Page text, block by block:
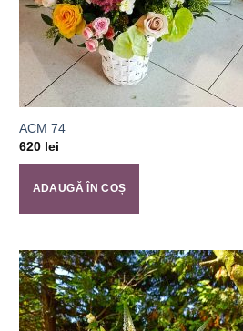
ACM 74
620 lei
ADAUGĂ ÎN COȘ